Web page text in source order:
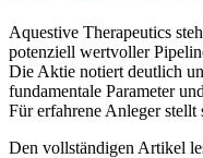
Aquestive Therapeutics
potenziell wertvoller
Die Aktie notiert deutlich
fundamentale Parameter
Für erfahrene Anleger stellt
Den vollständigen Artikel